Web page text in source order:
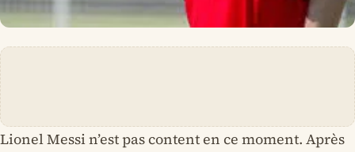
Lionel Messi n’est pas content en ce moment. Après